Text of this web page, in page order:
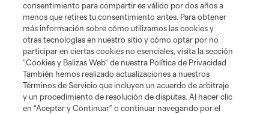
consentimiento para compartir es válido por dos años a
menos que retires tu consentimiento antes. Para obtener
más información sobre cómo utilizamos las cookies y
otras tecnologías en nuestro sitio y cómo optar por no
participar en ciertas cookies no esenciales, visita la sección
“Cookies y Balizas Web” de nuestra Política de Privacidad
También hemos realizado actualizaciones a nuestros
Términos de Servicio que incluyen un acuerdo de arbitraje
y un procedimiento de resolución de disputas. Al hacer clic
en “Aceptar y Continuar” o continuar navegando por el